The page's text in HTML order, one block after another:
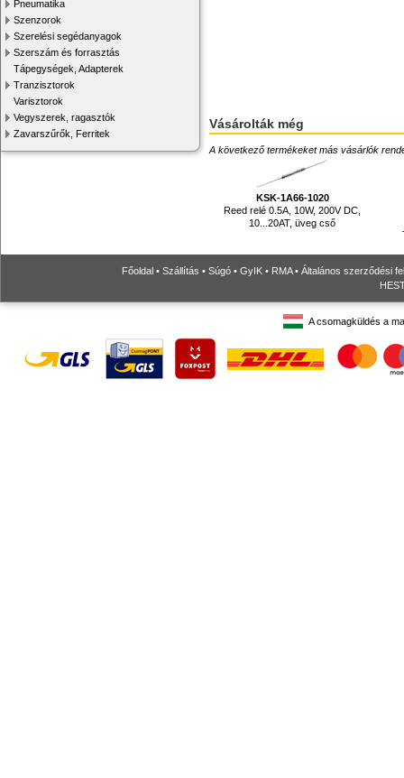
Pneumatika
Szenzorok
Szerelési segédanyagok
Szerszám és forrasztás
Tápegységek, Adapterek
Tranzisztorok
Varisztorok
Vegyszerek, ragasztók
Zavarszűrők, Ferritek
Vásárolták még
A következő termékeket más vásárlók
KSK-1A66-1020
Reed relé 0.5A, 10W, 200V DC,
10...20AT, üveg cső
Főoldal • Szállítás • Súgó • GyIK • RMA• Általános szerződési
A csomagküldés a